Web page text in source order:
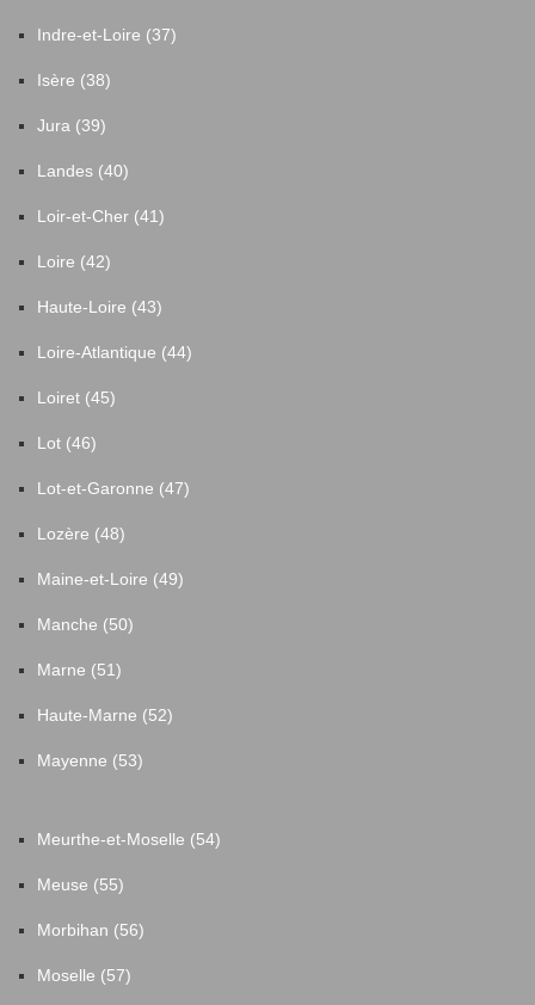
Indre-et-Loire (37)
Isère (38)
Jura (39)
Landes (40)
Loir-et-Cher (41)
Loire (42)
Haute-Loire (43)
Loire-Atlantique (44)
Loiret (45)
Lot (46)
Lot-et-Garonne (47)
Lozère (48)
Maine-et-Loire (49)
Manche (50)
Marne (51)
Haute-Marne (52)
Mayenne (53)
Meurthe-et-Moselle (54)
Meuse (55)
Morbihan (56)
Moselle (57)